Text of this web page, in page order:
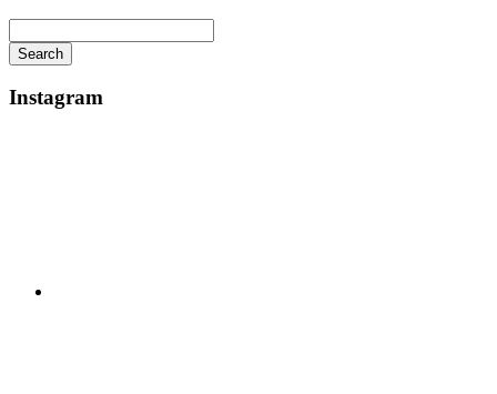
Search
Instagram